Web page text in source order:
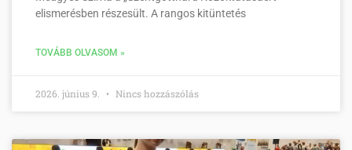
elismerésben részesült. A rangos kitüntetés
TOVÁBB OLVASOM »
2026. június 9. Nincs hozzászólás